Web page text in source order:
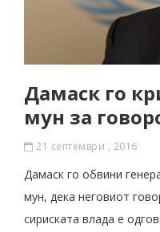
Дамаск го
мун за
21 септември , 2016
Дамаск го обвини
мун, дека неговиот
сириската влада е